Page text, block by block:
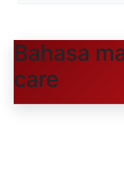
Bahasa
care